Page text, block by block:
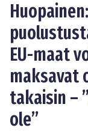
EU-maat
maksavat
takaisin –
ole”